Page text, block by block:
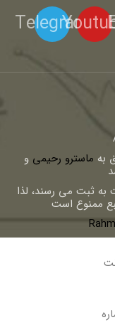
Telegram
به ماسترو رحیمی و
به ثبت می رسند، لذا
ممنوع است